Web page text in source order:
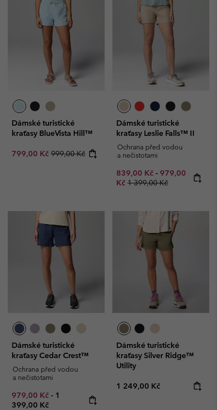
Dámské turistické
kraťasy BlueVista Hill™
Sale price:
799,00 Kč Regular price:
999,00 Kč
Dámské turistické
kraťasy Leslie Falls™ II
Ochrana před vodou
a nečistotami
Minimum sale price:
839,00 Kč - Maximum sale
979,00
Kč Regular price:
1 399,00 Kč
Dámské turistické
kraťasy Cedar Crest™
Ochrana před vodou
a nečistotami
Minimum sale price:
979,00 Kč - Maximum price:
1
399,00 Kč
Dámské turistické
kraťasy Silver Ridge™
Utility
Regular price:
1 249,00 Kč